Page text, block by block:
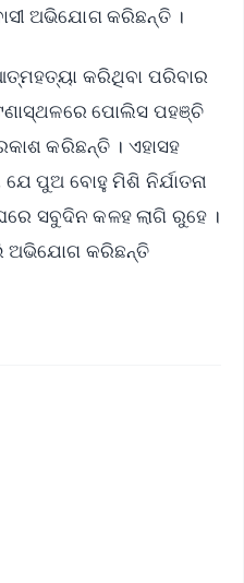
ଅଭିଯୋଗ କରିଛନ୍ତି ।
କରିଥିବା ପରିବାର
ପୋଲିସ ପହଞ୍ଚି
କରିଛନ୍ତି । ଏହାସହ
ପୁଅ ବୋହୁ ମିଶି ନିର୍ଯାତନା
ସବୁଦିନ କଳହ ଲାଗି ରୁହେ ।
ଅଭିଯୋଗ କରିଛନ୍ତି